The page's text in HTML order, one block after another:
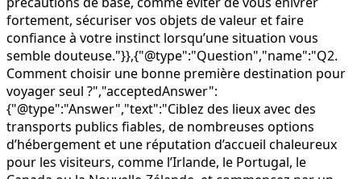
fortement, sécuriser vos objets de valeur et faire
confiance à votre instinct lorsqu’une situation vous
semble douteuse."}},{"@type":"Question","name":"Q2.
Comment choisir une bonne première destination pour
voyager seul ?","acceptedAnswer":
{"@type":"Answer","text":"Ciblez des lieux avec des
transports publics fiables, de nombreuses options
d’hébergement et une réputation d’accueil chaleureux
pour les visiteurs, comme l’Irlande, le Portugal, le